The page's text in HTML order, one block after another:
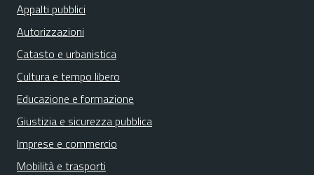
Appalti pubblici
Autorizzazioni
Catasto e urbanistica
Cultura e tempo libero
Educazione e formazione
Giustizia e sicurezza pubblica
Imprese e commercio
Mobilità e trasporti